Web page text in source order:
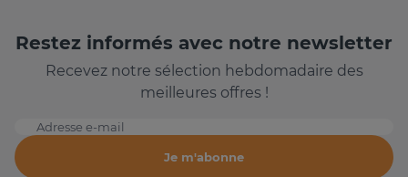
Restez informés avec notre newsletter
Recevez notre sélection hebdomadaire des
meilleures offres !
Adresse e-mail
Je m'abonne